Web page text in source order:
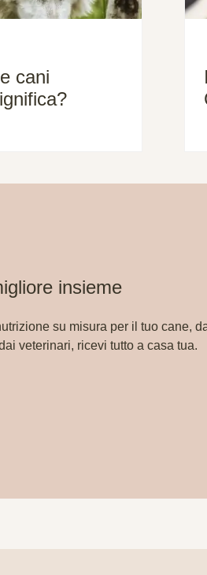
cani
insieme
su misura per il tuo cane,
veterinari, ricevi tutto a casa tua.